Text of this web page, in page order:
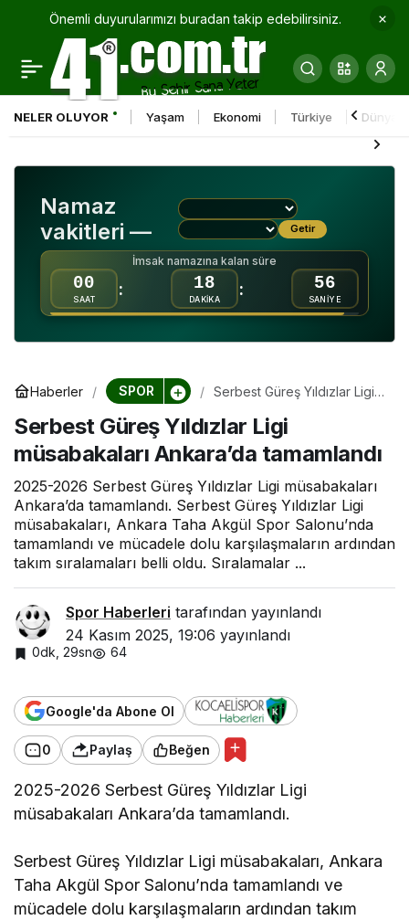
Önemli duyurularımızı buradan takip edebilirsiniz.
NELER OLUYOR Yaşam Ekonomi Türkiye Dünya
Namaz
vakitleri —
Getir
İmsak namazına kalan süre
00
SAAT
: 18
DAKİKA
: 56
SANİYE
Haberler SPOR
Serbest Güreş Yıldızlar Ligi
tamamlandı
Serbest Güreş Yıldızlar Ligi
müsabakaları Ankara’da tamamlandı
2025-2026 Serbest Güreş Yıldızlar Ligi müsabakaları
Ankara’da tamamlandı. Serbest Güreş Yıldızlar Ligi
müsabakaları, Ankara Taha Akgül Spor Salonu’nda
tamamlandı ve mücadele dolu karşılaşmaların ardından
takım sıralamaları belli oldu. Sıralamalar ...
Spor Haberleri tarafından yayınlandı
24 Kasım 2025, 19:06 yayınlandı
0dk, 29sn 64
Google'da Abone Ol
0 Paylaş Beğen
2025-2026 Serbest Güreş Yıldızlar Ligi
müsabakaları Ankara’da tamamlandı.
Serbest Güreş Yıldızlar Ligi müsabakaları, Ankara
Taha Akgül Spor Salonu’nda tamamlandı ve
mücadele dolu karşılaşmaların ardından takım
Kocaelispor’dan
öğretmenler günü
sürprizi
0 Paylaş